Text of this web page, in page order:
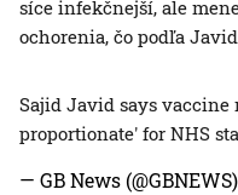
síce infekčnejší, ale
ochorenia, čo podľa
Sajid Javid says vaccine
proportionate' for NHS
— GB News (@GBNEWS)